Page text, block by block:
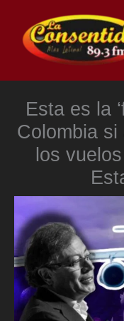
contenido
Esta es la
Colombia
los